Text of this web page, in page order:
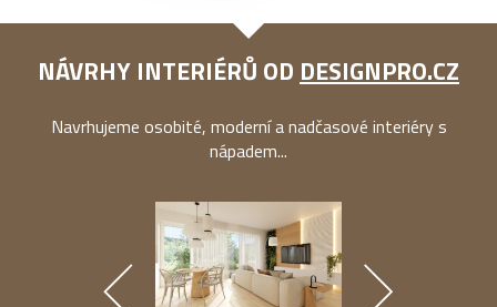
NÁVRHY INTERIÉRŮ OD DESIGNPRO.CZ
Navrhujeme osobité, moderní a nadčasové interiéry s
nápadem...